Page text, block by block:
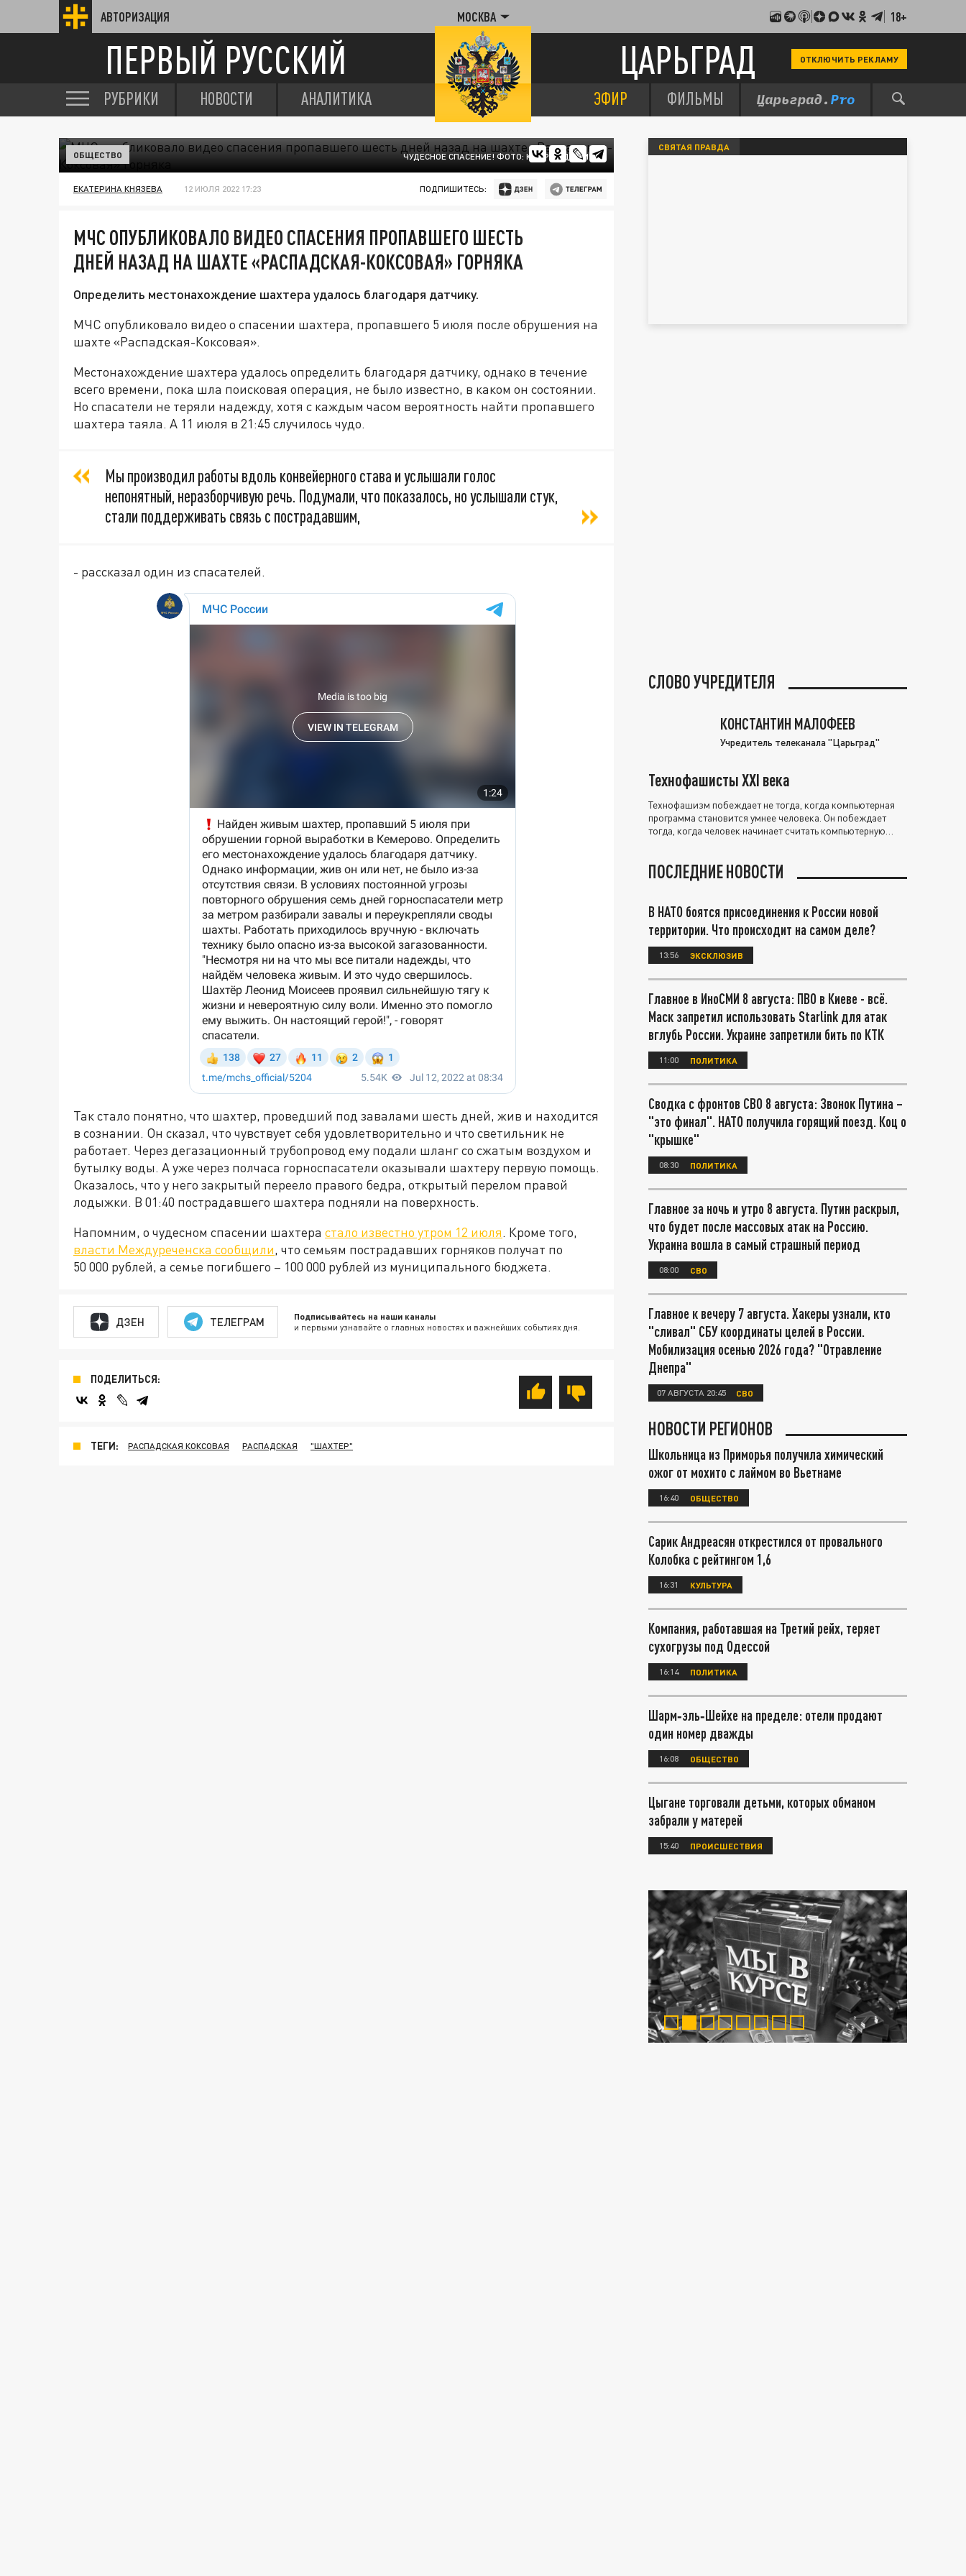
АВТОРИЗАЦИЯ МОСКВА 18+
ПЕРВЫЙ РУССКИЙ ЦАРЬГРАД ОТКЛЮЧИТЬ РЕКЛАМУ
РУБРИКИ НОВОСТИ АНАЛИТИКА ЭФИР ФИЛЬМЫ
ЧУДЕСНОЕ СПАСЕНИЕ! ФОТО: КАДР ВИДЕО МЧС
ОБЩЕСТВО
ЕКАТЕРИНА КНЯЗЕВА 12 ИЮЛЯ 2022 17:23 ПОДПИШИТЕСЬ:
МЧС ОПУБЛИКОВАЛО ВИДЕО СПАСЕНИЯ ПРОПАВШЕГО ШЕСТЬ
ДНЕЙ НАЗАД НА ШАХТЕ «РАСПАДСКАЯ-КОКСОВАЯ» ГОРНЯКА
Определить местонахождение шахтера удалось благодаря датчику.
МЧС опубликовало видео о спасении шахтера, пропавшего 5 июля после обрушения на
шахте «Распадская-Коксовая».
Местонахождение шахтера удалось определить благодаря датчику, однако в течение
всего времени, пока шла поисковая операция, не было известно, в каком он состоянии.
Но спасатели не теряли надежду, хотя с каждым часом вероятность найти пропавшего
шахтера таяла. А 11 июля в 21:45 случилось чудо.
Мы производил работы вдоль конвейерного става и услышали голос
непонятный, неразборчивую речь. Подумали, что показалось, но услышали стук,
стали поддерживать связь с пострадавшим,
- рассказал один из спасателей.
Так стало понятно, что шахтер, проведший под завалами шесть дней, жив и находится
в сознании. Он сказал, что чувствует себя удовлетворительно и что светильник не
работает. Через дегазационный трубопровод ему подали шланг со сжатым воздухом и
бутылку воды. А уже через полчаса горноспасатели оказывали шахтеру первую помощь.
Оказалось, что у него закрытый переело правого бедра, открытый перелом правой
лодыжки. В 01:40 пострадавшего шахтера подняли на поверхность.
Напомним, о чудесном спасении шахтера стало известно утром 12 июля. Кроме того,
власти Междуреченска сообщили, что семьям пострадавших горняков получат по
50 000 рублей, а семье погибшего – 100 000 рублей из муниципального бюджета.
ДЗЕН ТЕЛЕГРАМ Подписывайтесь на наши каналы
и первыми узнавайте о главных новостях и важнейших событиях дня.
ПОДЕЛИТЬСЯ:
ТЕГИ: РАСПАДСКАЯ КОКСОВАЯ РАСПАДСКАЯ "ШАХТЕР"
СВЯТАЯ ПРАВДА
СЛОВО УЧРЕДИТЕЛЯ
КОНСТАНТИН МАЛОФЕЕВ
Учредитель телеканала "Царьград"
Технофашисты XXI века
Технофашизм побеждает не тогда, когда компьютерная
программа становится умнее человека. Он побеждает
тогда, когда человек начинает считать компьютерную
ПОСЛЕДНИЕ НОВОСТИ
В НАТО боятся присоединения к России новой
территории. Что происходит на самом деле?
13:56 ЭКСКЛЮЗИВ
Главное в ИноСМИ 8 августа: ПВО в Киеве - всё.
Маск запретил использовать Starlink для атак
вглубь России. Украине запретили бить по КТК
11:00 ПОЛИТИКА
Сводка с фронтов СВО 8 августа: Звонок Путина –
"это финал". НАТО получила горящий поезд. Коц о
"крышке"
08:30 ПОЛИТИКА
Главное за ночь и утро 8 августа. Путин раскрыл,
что будет после массовых атак на Россию.
Украина вошла в самый страшный период
08:00 СВО
Главное к вечеру 7 августа. Хакеры узнали, кто
"сливал" СБУ координаты целей в России.
Мобилизация осенью 2026 года? "Отравление
Днепра"
07 АВГУСТА 20:45 СВО
НОВОСТИ РЕГИОНОВ
Школьница из Приморья получила химический
ожог от мохито с лаймом во Вьетнаме
16:40 ОБЩЕСТВО
Сарик Андреасян открестился от провального
Колобка с рейтингом 1,6
16:31 КУЛЬТУРА
Компания, работавшая на Третий рейх, теряет
сухогрузы под Одессой
16:14 ПОЛИТИКА
Шарм‑эль‑Шейхе на пределе: отели продают
один номер дважды
16:08 ОБЩЕСТВО
Цыгане торговали детьми, которых обманом
забрали у матерей
15:40 ПРОИСШЕСТВИЯ